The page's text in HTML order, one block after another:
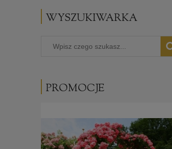
WYSZUKIWARKA
PROMOCJE